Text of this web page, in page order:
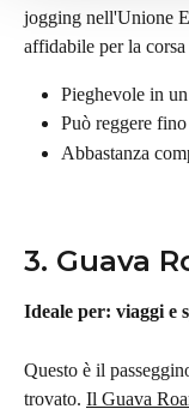
jogging nell'Unione
affidabile per la
Pieghevole in
Può reggere
Abbastanza
3. Guava
Ideale per: viaggi e
Questo è il
trovato. Il Guava